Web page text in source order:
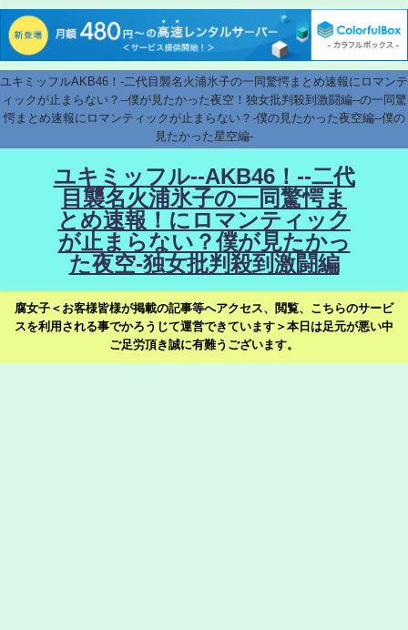
ユキミッフルAKB46！-二代目襲名火浦氷子の一同驚愕まとめ速報にロマンテ
ィックが止まらない？--僕が見たかった夜空！独女批判殺到激闘編--の一同驚
愕まとめ速報にロマンティックが止まらない？-僕の見たかった夜空編--僕の
見たかった星空編-
ユキミッフル--AKB46！--二代
目襲名火浦氷子の一同驚愕ま
とめ速報！にロマンティック
が止まらない？僕が見たかっ
た夜空-独女批判殺到激闘編
腐女子＜お客様皆様が掲載の記事等へアクセス、閲覧、こちらのサービ
スを利用される事でかろうじて運営できています＞本日は足元が悪い中
ご足労頂き誠に有難うございます。